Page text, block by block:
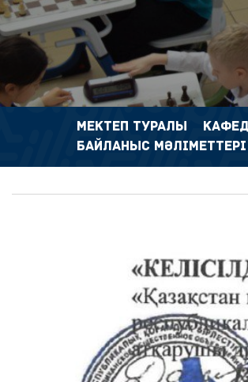
МЕКТЕП ТУРАЛЫ
БАЙЛАНЫС МӘЛІМЕТТЕРІ